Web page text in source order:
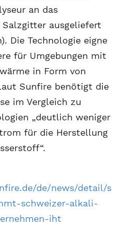
an das
ausgeliefert
Die Technologie eigne
für Umgebungen mit
in Form von
Sunfire benötigt die
im Vergleich zu
„deutlich weniger
für die Herstellung
de/news/detail/s
schweizer-alkali-
iht